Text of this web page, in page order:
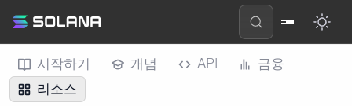
시작하기 개념 API
금융
리소스